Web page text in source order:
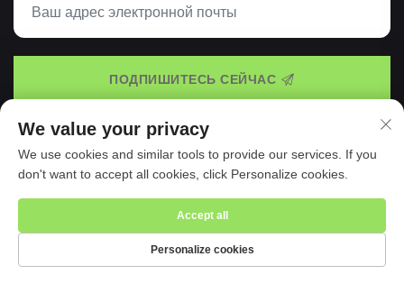
ПОДПИШИТЕСЬ СЕЙЧАС
© 2025 Taspo Sports Manufacture Co., Ltd. - Политика
We value your privacy
We use cookies and similar tools to provide our services. If you
don't want to accept all cookies, click Personalize cookies.
Personalize cookies
Accept all